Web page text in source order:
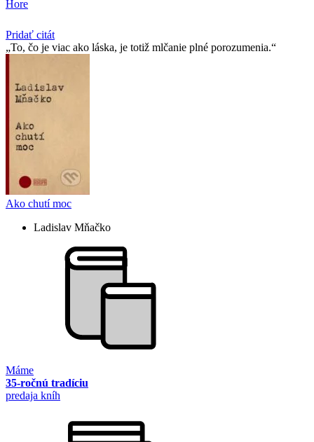
Hore
Pridať citát
To, čo je viac ako láska, je totiž mlčanie plné porozumenia.
Ako chutí moc
Ladislav Mňačko
Máme
35-ročnú tradíciu
predaja kníh